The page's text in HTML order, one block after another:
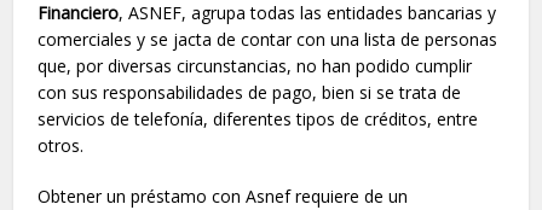
Financiero, ASNEF, agrupa todas las entidades bancarias y
comerciales y se jacta de contar con una lista de personas
que, por diversas circunstancias, no han podido cumplir
con sus responsabilidades de pago, bien si se trata de
servicios de telefonía, diferentes tipos de créditos, entre
otros.
Obtener un préstamo con Asnef requiere de un